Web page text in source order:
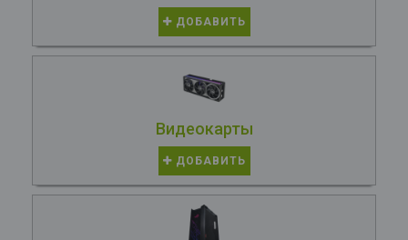
ДОБАВИТЬ
Видеокарты
ДОБАВИТЬ